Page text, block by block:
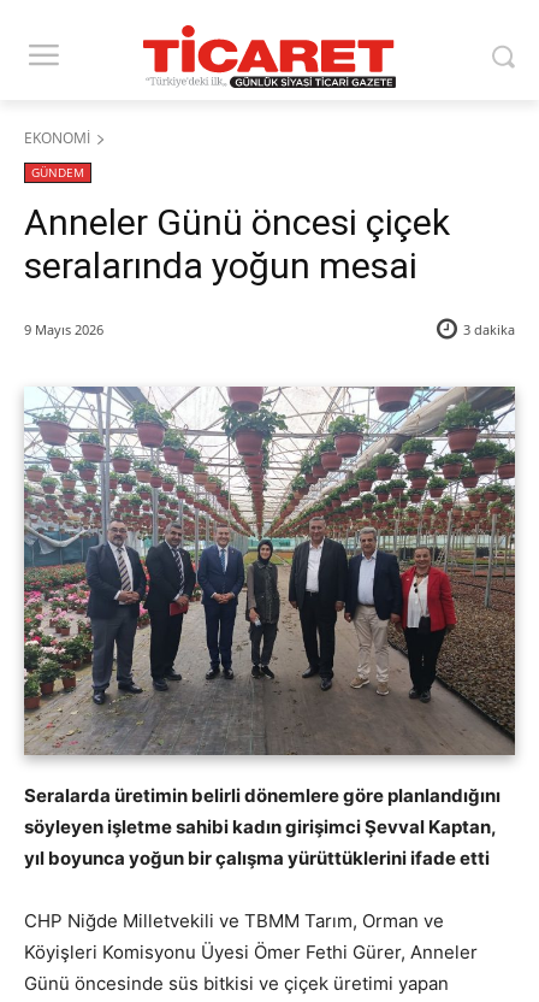
EKONOMİ
GÜNDEM
​Anneler Günü öncesi çiçek
seralarında yoğun mesai
9 Mayıs 2026 3 dakika
Seralarda üretimin belirli dönemlere göre planlandığını
söyleyen işletme sahibi kadın girişimci Şevval Kaptan,
yıl boyunca yoğun bir çalışma yürüttüklerini ifade etti
CHP Niğde Milletvekili ve TBMM Tarım, Orman ve
Köyişleri Komisyonu Üyesi Ömer Fethi Gürer, Anneler
Günü öncesinde süs bitkisi ve çiçek üretimi yapan